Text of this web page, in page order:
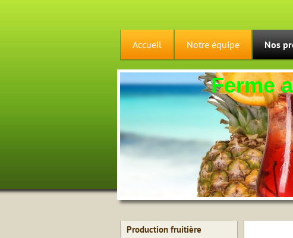
Accueil Notre équipe Nos
Ferme
Production fruitière